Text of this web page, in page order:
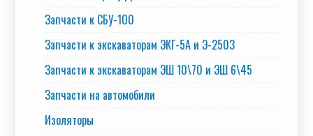
Запчасти к СБУ-100
Запчасти к экскаваторам ЭКГ-5А и Э-2503
Запчасти к экскаваторам ЭШ 10\70 и ЭШ 6\45
Запчасти на автомобили
Изоляторы